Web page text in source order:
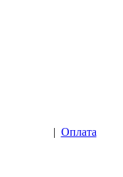
| Оплата